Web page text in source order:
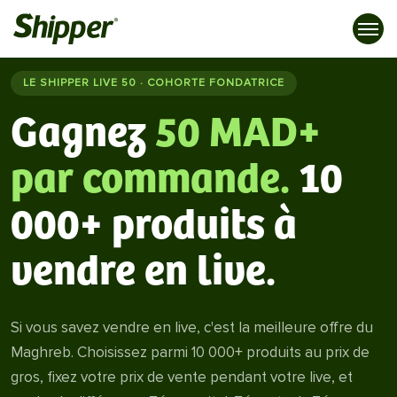
LE SHIPPER LIVE 50 · COHORTE FONDATRICE
Gagnez 50 MAD+
par commande. 10
000+ produits à
vendre en live.
Si vous savez vendre en live, c'est la meilleure offre du
Maghreb. Choisissez parmi 10 000+ produits au prix de
gros, fixez votre prix de vente pendant votre live, et